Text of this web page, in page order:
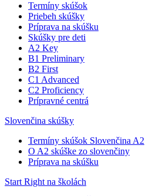
Termíny skúšok
Priebeh skúšky
Príprava na skúšku
Skúšky pre deti
A2 Key
B1 Preliminary
B2 First
C1 Advanced
C2 Proficiency
Prípravné centrá
Slovenčina skúšky
Termíny skúšok Slovenčina A2
O A2 skúške zo slovenčiny
Príprava na skúšku
Start Right na školách